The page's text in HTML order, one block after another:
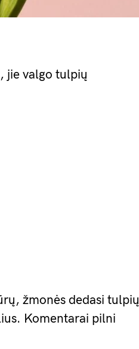
jie valgo tulpių
žmonės dedasi tulpių
Komentarai pilni